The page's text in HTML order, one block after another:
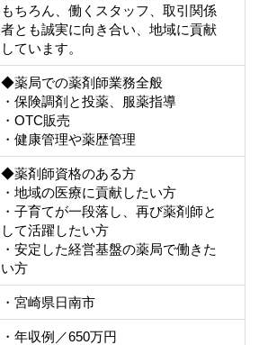
もちろん、働くスタッフ、取引関係
者とも誠実に向き合い、地域に貢献
しています。
◆薬局での薬剤師業務全般
・保険調剤と投薬、服薬指導
・OTC販売
・健康管理や薬歴管理
◆薬剤師資格のある方
・地域の医療に貢献したい方
・子育てが一段落し、再び薬剤師と
して活躍したい方
・安定した経営基盤の薬局で働きた
い方
・宮崎県日南市
・年収例／650万円